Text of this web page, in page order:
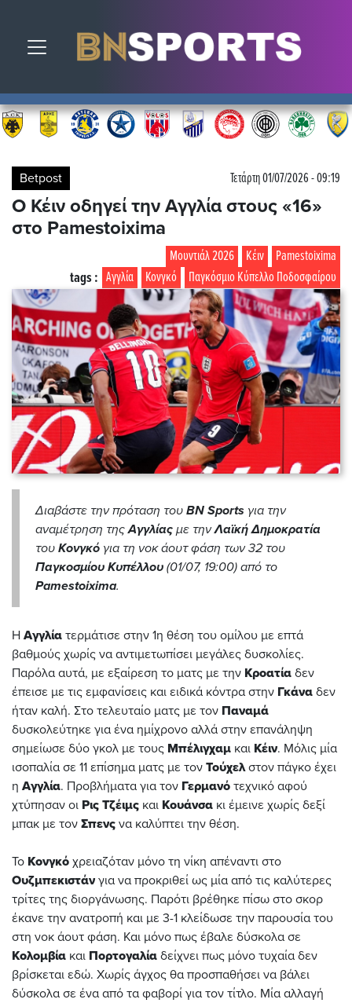
Toggle navigation
Betpost Τετάρτη 01/07/2026 - 09:19
Ο Κέιν οδηγεί την Αγγλία στους «16»
στο Pamestoixima
Pamestoixima
Κέιν
Μουντιάλ 2026
Παγκόσμιο Κύπελλο Ποδοσφαίρου
Κονγκό
Αγγλία
tags :
Διαβάστε την πρόταση του BN Sports για την
αναμέτρηση τηςΑγγλίας με τηνΛαϊκή Δημοκρατία
του Κονγκό για τη νοκ άουτ φάση των 32 του
Παγκοσμίου Κυπέλλου (01/07, 19:00) από το
Pamestoixima.
Η Αγγλία τερμάτισε στην 1η θέση του ομίλου με επτά
βαθμούς χωρίς να αντιμετωπίσει μεγάλες δυσκολίες.
Παρόλα αυτά, με εξαίρεση το ματς με την Κροατία δεν
έπεισε με τις εμφανίσεις και ειδικά κόντρα στην Γκάνα δεν
ήταν καλή. Στο τελευταίο ματς με τον Παναμά
δυσκολεύτηκε για ένα ημίχρονο αλλά στην επανάληψη
σημείωσε δύο γκολ με τους Μπέλιγχαμ και Κέιν. Μόλις μία
ισοπαλία σε 11 επίσημα ματς με τον Τούχελστον πάγκο έχει
η Αγγλία. Προβλήματα για τον Γερμανό τεχνικό αφού
χτύπησαν οι Ρις Τζέιμς και Κουάνσα κι έμεινε χωρίς δεξί
μπακ με τον Σπενς να καλύπτει την θέση.
Το Κονγκό χρειαζόταν μόνο τη νίκη απέναντι στο
Ουζμπεκιστάν για να προκριθεί ως μία από τις καλύτερες
τρίτες της διοργάνωσης. Παρότι βρέθηκε πίσω στο σκορ
έκανε την ανατροπή και με 3-1 κλείδωσε την παρουσία του
στη νοκ άουτ φάση. Και μόνο πως έβαλε δύσκολα σε
Κολομβία και Πορτογαλία δείχνει πως μόνο τυχαία δεν
βρίσκεται εδώ. Χωρίς άγχος θα προσπαθήσει να βάλει
δύσκολα σε ένα από τα φαβορί για τον τίτλο. Μία αλλαγή